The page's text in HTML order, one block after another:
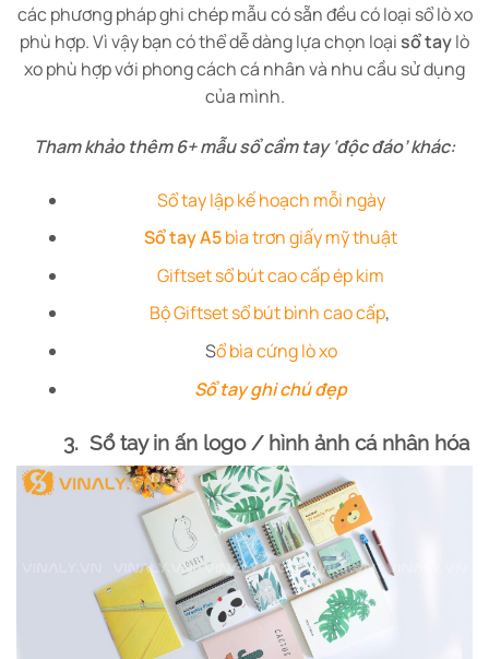
các phương pháp ghi chép mẫu có sẵn đều có loại sổ lò xo
phù hợp. Vì vậy bạn có thể dễ dàng lựa chọn loại sổ taylò
xo phù hợp với phong cách cá nhân và nhu cầu sử dụng
của mình.
Tham khảo thêm 6+ mẫu sổ cầm tay ‘độc đáo’ khác:
Sổ tay lập kế hoạch mỗi ngày
Sổ tay A5bìa trơn giấy mỹ thuật
Giftset sổ bút cao cấp ép kim
Bộ Giftset sổ bút bình cao cấp,
Sổ bìa cứng lò xo
Sổ tay ghi chú đẹp
3. Sổ tay in ấn logo / hình ảnh cá nhân hóa